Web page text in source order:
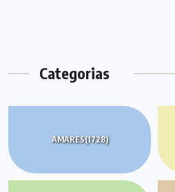
Categorias
AMARES(1728)